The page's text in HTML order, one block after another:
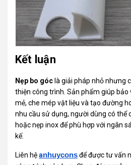
Kết luận
Nẹp bo góc là giải pháp nhỏ nhưng
thiện công trình. Sản phẩm giúp bảo
mẻ, che mép vật liệu và tạo đường
nhu cầu sử dụng, người dùng có thể
hoặc nẹp inox để phù hợp với ngân
kế.
Liên hệanhuyconsđể được tư vấn